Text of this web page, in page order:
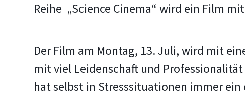
Reihe „Science Cinema“ wird ein Film
Der Film am Montag, 13. Juli, wird mit
mit viel Leidenschaft und
hat selbst in Stresssituationen immer